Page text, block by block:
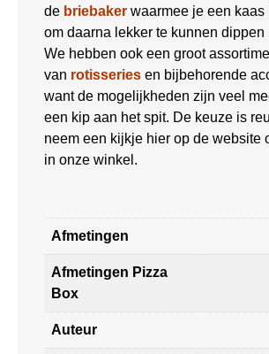
de briebaker waarmee je een kaas
om daarna lekker te kunnen dippen
We hebben ook een groot
van rotisseries en bijbehorende
want de mogelijkheden zijn veel
een kip aan het spit. De keuze is
neem een kijkje hier op de website
in onze winkel.
Afmetingen
Afmetingen Pizza
Box
Auteur